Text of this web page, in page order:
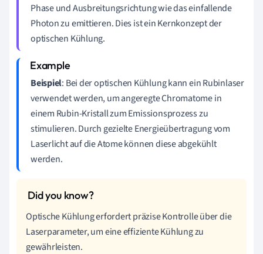
Phase und Ausbreitungsrichtung wie das einfallende
Photon zu emittieren. Dies ist ein Kernkonzept der
optischen Kühlung.
Beispiel: Bei der optischen Kühlung kann ein Rubinlaser
verwendet werden, um angeregte Chromatome in
einem Rubin-Kristall zum Emissionsprozess zu
stimulieren. Durch gezielte Energieübertragung vom
Laserlicht auf die Atome können diese abgekühlt
werden.
Optische Kühlung erfordert präzise Kontrolle über die
Laserparameter, um eine effiziente Kühlung zu
gewährleisten.